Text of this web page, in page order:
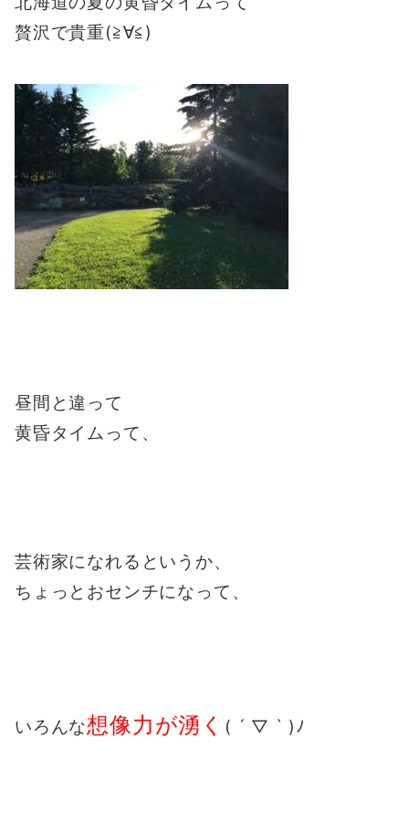
贅沢で貴重(≧∀≦)
昼間と違って
黄昏タイムって、
芸術家になれるというか、
ちょっとおセンチになって、
いろんな想像力が湧く ( ´ ▽ ` )ﾉ